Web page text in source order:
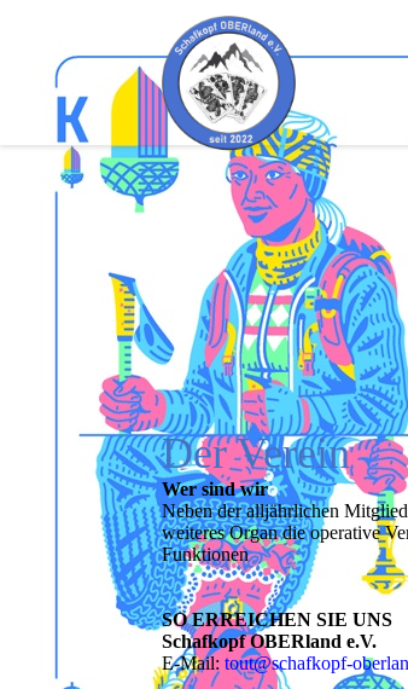
Der Verein
Wer sind wir
Neben der alljährlichen
weiteres Organ die operative
Funktionen
SO ERREICHEN SIE UNS
Schafkopf OBERland e.V.
E-Mail:tout@schafkopf-